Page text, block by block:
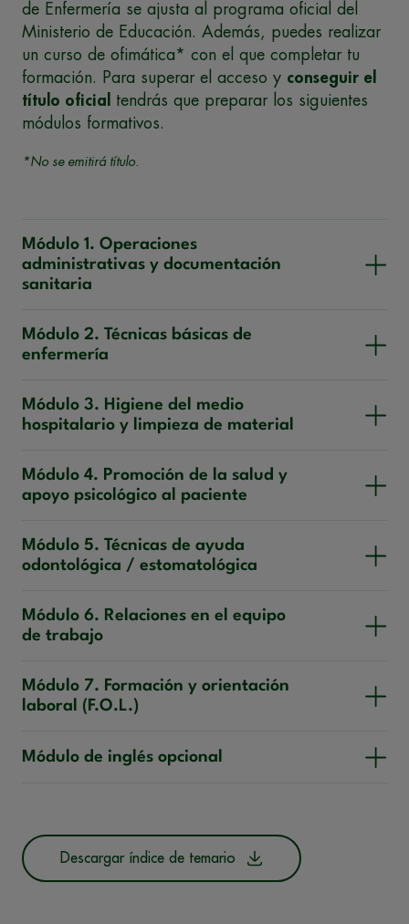
de Enfermería se ajusta al programa oficial del
Ministerio de Educación. Además, puedes realizar
un curso de ofimática* con el que completar tu
formación. Para superar el acceso y conseguir el
título oficial
tendrás que preparar los siguientes
módulos formativos.
*No se emitirá título.
Módulo 1. Operaciones
administrativas y documentación
sanitaria
Módulo 2. Técnicas básicas de
enfermería
Módulo 3. Higiene del medio
hospitalario y limpieza de material
Módulo 4. Promoción de la salud y
apoyo psicológico al paciente
Módulo 5. Técnicas de ayuda
odontológica / estomatológica
Módulo 6. Relaciones en el equipo
de trabajo
Módulo 7. Formación y orientación
laboral (F.O.L.)
Módulo de inglés opcional
Descargar índice de temario